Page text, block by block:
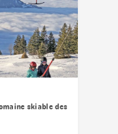
skiable des